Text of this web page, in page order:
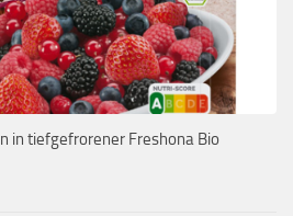
in tiefgefrorener Freshona Bio